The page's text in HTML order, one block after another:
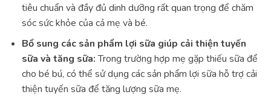
tiêu chuẩn và đầy đủ dinh dưỡng rất quan trọng để chăm
sóc sức khỏe của cả mẹ và bé.
Bổ sung các sản phẩm lợi sữa giúp cải thiện tuyến
sữa và tăng sữa:Trong trường hợp mẹ gặp thiếu sữa để
cho bé bú, có thể sử dụng các sản phẩm lợi sữa hỗ trợ cải
thiện tuyến sữa để tăng lượng sữa mẹ.